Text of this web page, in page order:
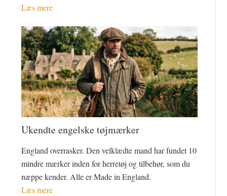
Læs mere
Ukendte engelske tøjmærker
England overrasker. Den velklædte mand har fundet 10
mindre mærker inden for herretøj og tilbehør, som du
næppe kender. Alle er Made in England.
Læs mere